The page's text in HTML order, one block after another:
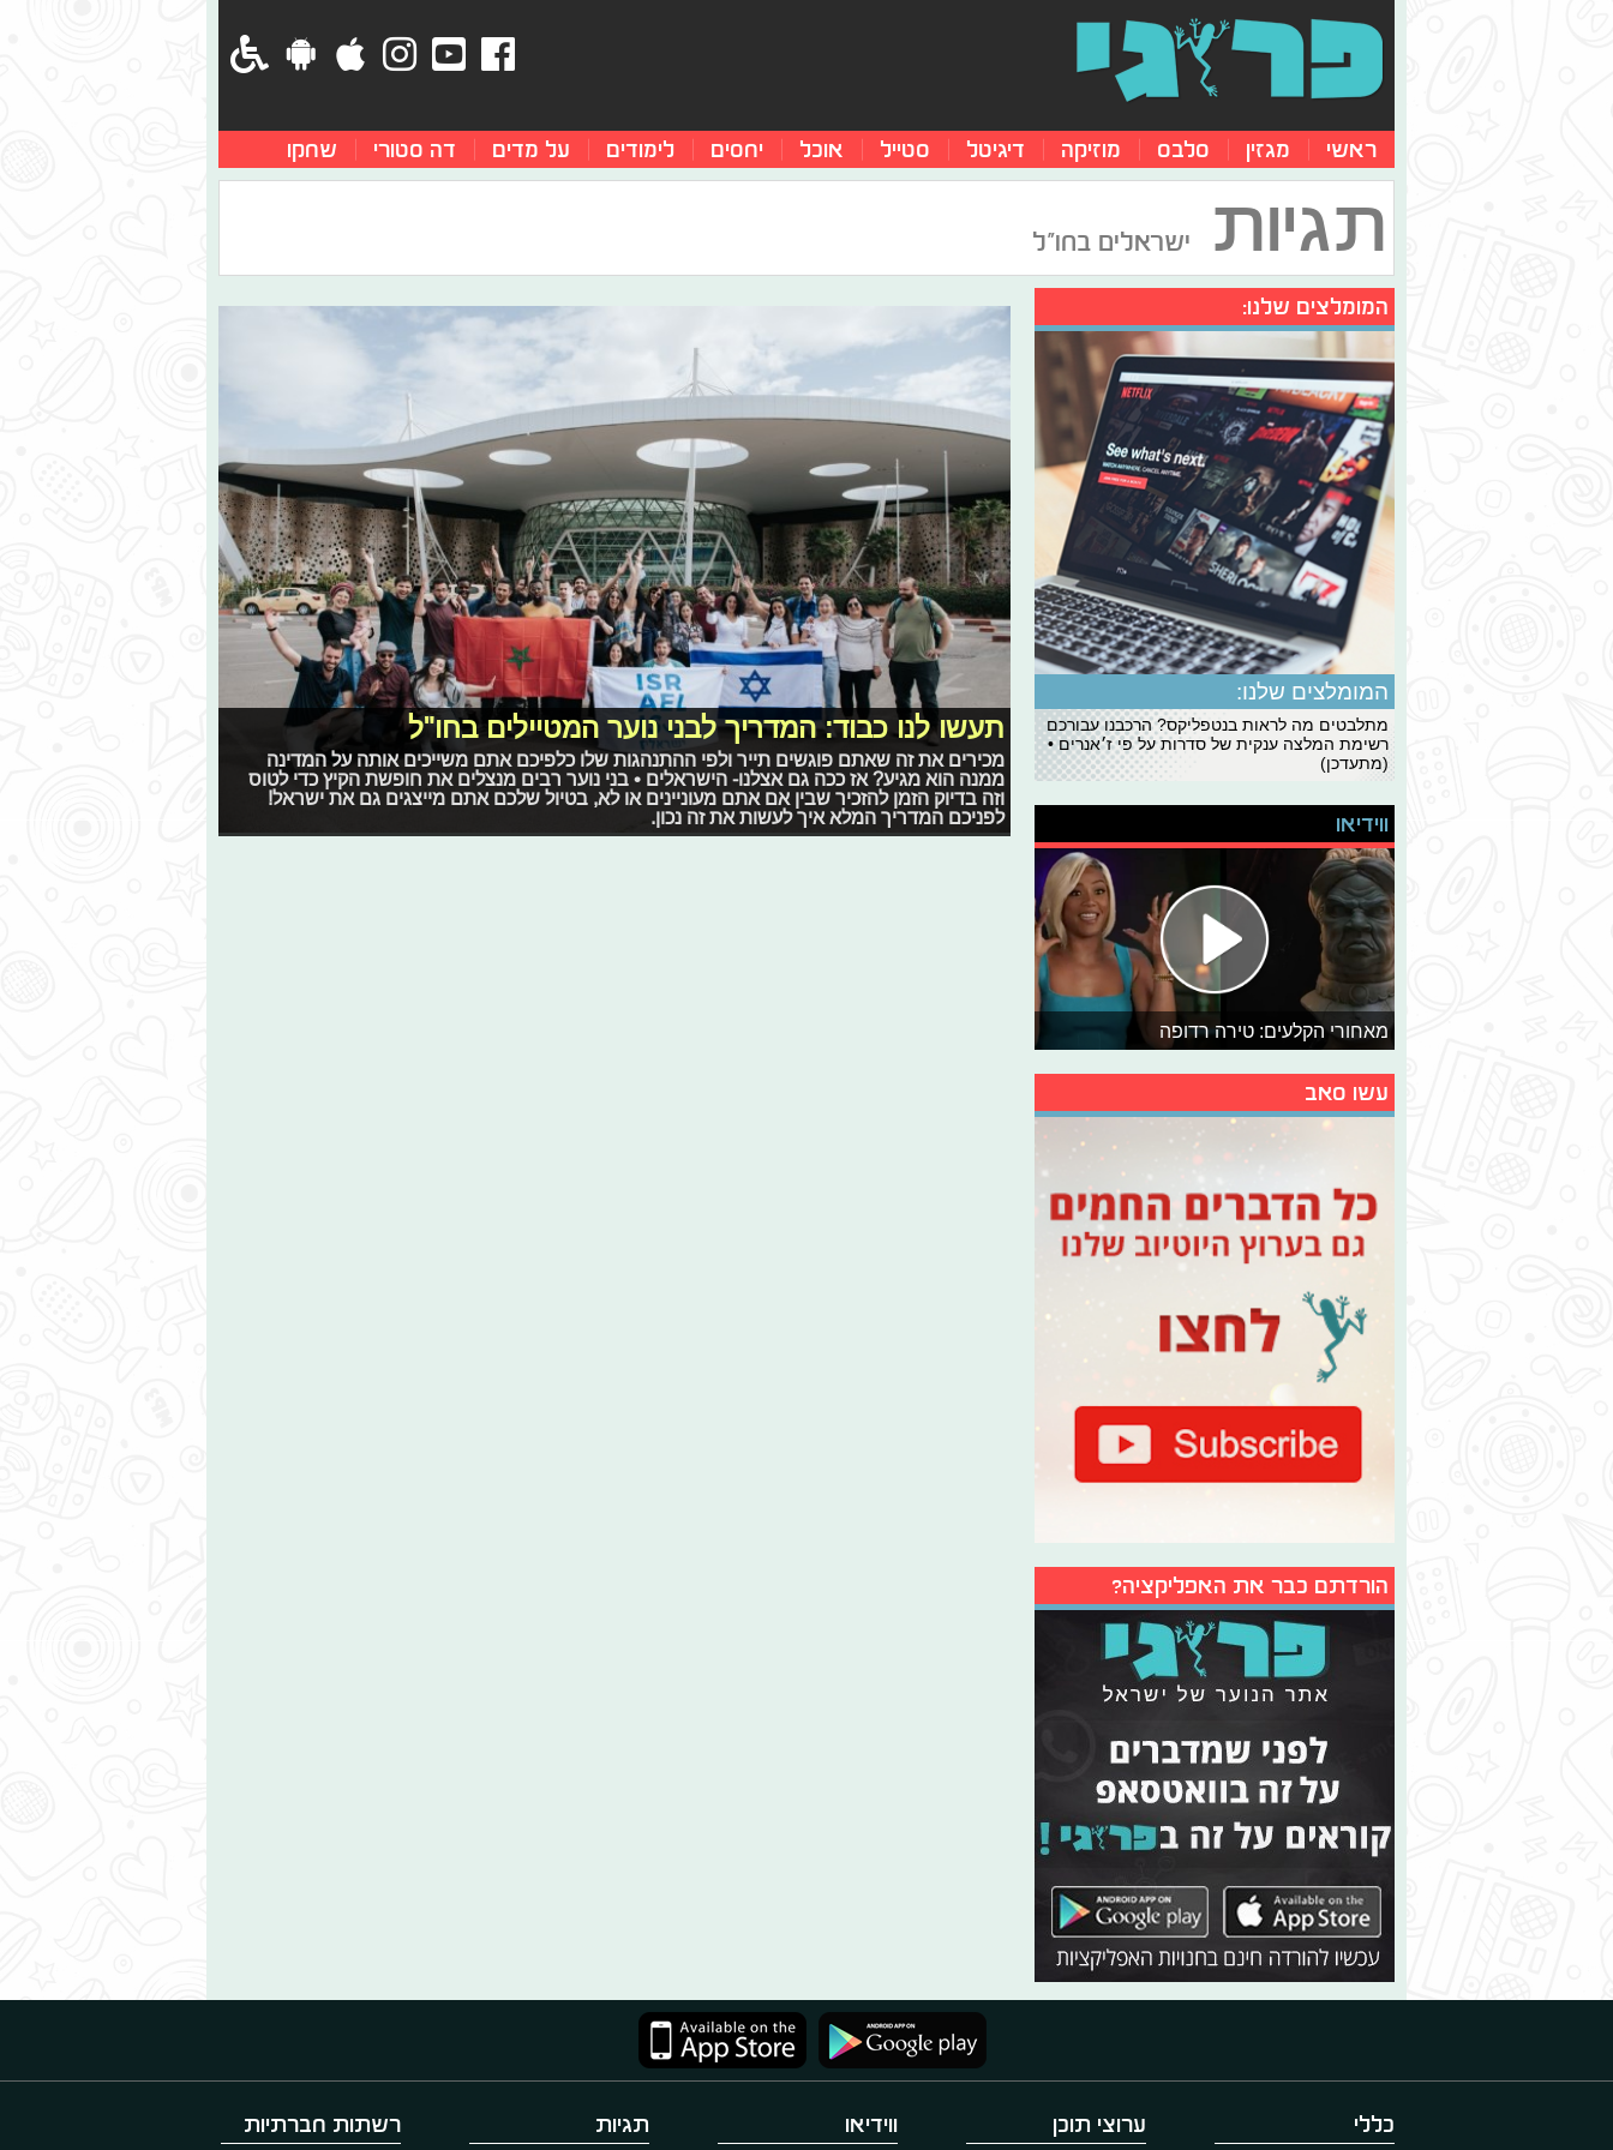
ראשי מגזין סלבס מוזיקה דיגיטל סטייל אוכל יחסים לימודים על מדים דה סטורי שחקו
תגיות ישראלים בחו"ל
תעשו לנו כבוד: המדריך לבני נוער המטיילים בחו"ל
מכירים את זה שאתם פוגשים תייר ולפי ההתנהגות שלו כלפיכם אתם משייכים אותה על המדינה
ממנה הוא מגיע? אז ככה גם אצלנו- הישראלים • בני נוער רבים מנצלים את חופשת הקיץ כדי לטוס
וזה בדיוק הזמן להזכיר שבין אם אתם מעוניינים או לא, בטיול שלכם אתם מייצגים גם את ישראל!
לפניכם המדריך המלא איך לעשות את זה נכון.
המומלצים שלנו:
המומלצים שלנו:
מתלבטים מה לראות בנטפליקס? הרכבנו עבורכם
רשימת המלצה ענקית של סדרות על פי ז׳אנרים •
(מתעדכן)
ווידיאו
מאחורי הקלעים: טירה רדופה
עשו סאב
הורדתם כבר את האפליקציה?
כללי ערוצי תוכן ווידיאו תגיות רשתות חברתיות